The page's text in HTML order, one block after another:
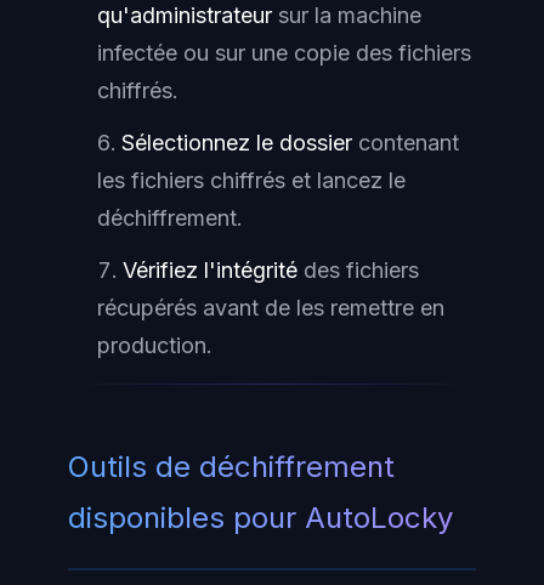
qu'administrateur sur la machine
infectée ou sur une copie des fichiers
chiffrés.
Sélectionnez le dossier contenant
les fichiers chiffrés et lancez le
déchiffrement.
Vérifiez l'intégrité des fichiers
récupérés avant de les remettre en
production.
Outils de déchiffrement
disponibles pour AutoLocky